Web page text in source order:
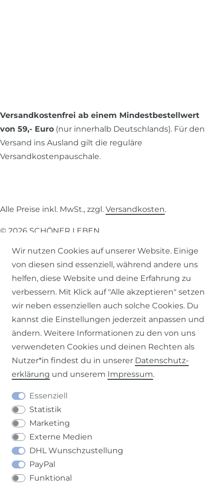
Versandkostenfrei ab einem Mindestbestellwert
von 59,- Euro (nur innerhalb Deutschlands). Für den
Versand ins Ausland gilt die reguläre
Versandkostenpauschale.
Alle Preise inkl. MwSt., zzgl. Versandkosten.
© 2026 SCHÖNER LEBEN.
Daten­schutz­erklärung
Barrierefreiheitserklärung Widerrufs­recht
VERTRAG WIDERRUFEN
Wir nutzen Cookies auf unserer Website. Einige
von diesen sind essenziell, während andere uns
helfen, diese Website und deine Erfahrung zu
verbessern. Mit Klick auf "Alle akzeptieren" setzen
wir neben essenziellen auch solche Cookies. Du
kannst die Einstellungen jederzeit anpassen und
ändern. Weitere Informationen zu den von uns
verwendeten Cookies und deinen Rechten als
Nutzer*in findest du in unserer Daten­schutz­
erklärung und unserem Impressum.
Essenziell
Statistik
Marketing
Externe Medien
DHL Wunschzustellung
PayPal
Funktional